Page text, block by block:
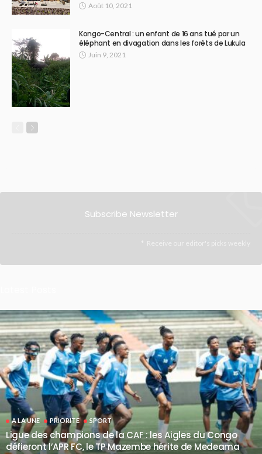
Août 10, 2021
Kongo-Central : un enfant de 16 ans tué par un
éléphant en divagation dans les forêts de Lukula
Juin 9, 2021
Subscribe Newsletter
Receive our editor's picks weekly
A LA UNE PRIORITE SPORT
Ligue des champions de la CAF : les Aigles du Congo
défieront l’APR FC, le TP Mazembe hérite de Medeama